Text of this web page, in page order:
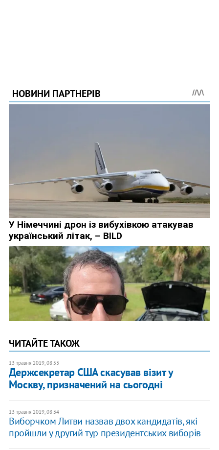
ЧИТАЙТЕ ТАКОЖ
13 травня 2019, 08:53
Держсекретар США скасував візит у
Москву, призначений на сьогодні
13 травня 2019, 08:34
Виборчком Литви назвав двох кандидатів, які
пройшли у другий тур президентських виборів